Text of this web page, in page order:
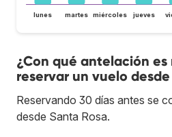
lunes martes miércoles jueves
¿Con qué antelación
reservar un vuelo
Reservando 30 días antes se
desde Santa Rosa.